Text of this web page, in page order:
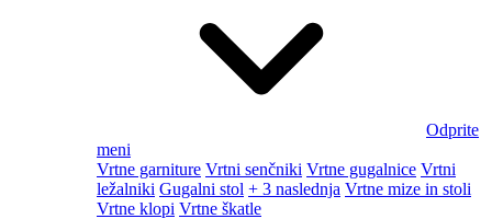
Odprite
meni
Vrtne garniture Vrtni senčniki Vrtne gugalnice Vrtni
ležalniki Gugalni stol + 3 naslednja Vrtne mize in stoli
Vrtne klopi Vrtne škatle